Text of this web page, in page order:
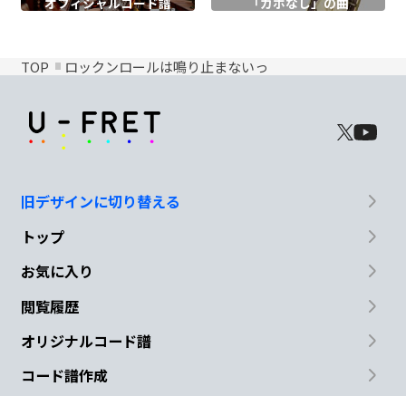
TOP ロックンロールは鳴り止まないっ
旧デザインに切り替える
トップ
お気に入り
閲覧履歴
オリジナルコード譜
コード譜作成